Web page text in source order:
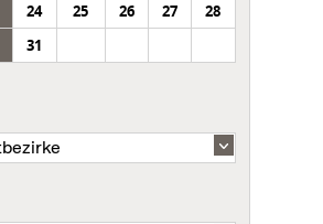
24 25 26 27
28
31